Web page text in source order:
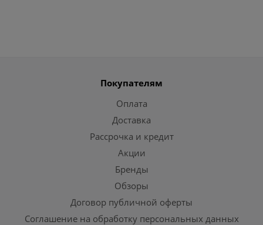
Покупателям
Оплата
Доставка
Рассрочка и кредит
Акции
Бренды
Обзоры
Договор публичной оферты
Соглашение на обработку персональных данных